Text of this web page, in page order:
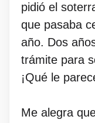
pidió el
que pasaba
año. Dos
trámite para
¡Qué le
Me alegra